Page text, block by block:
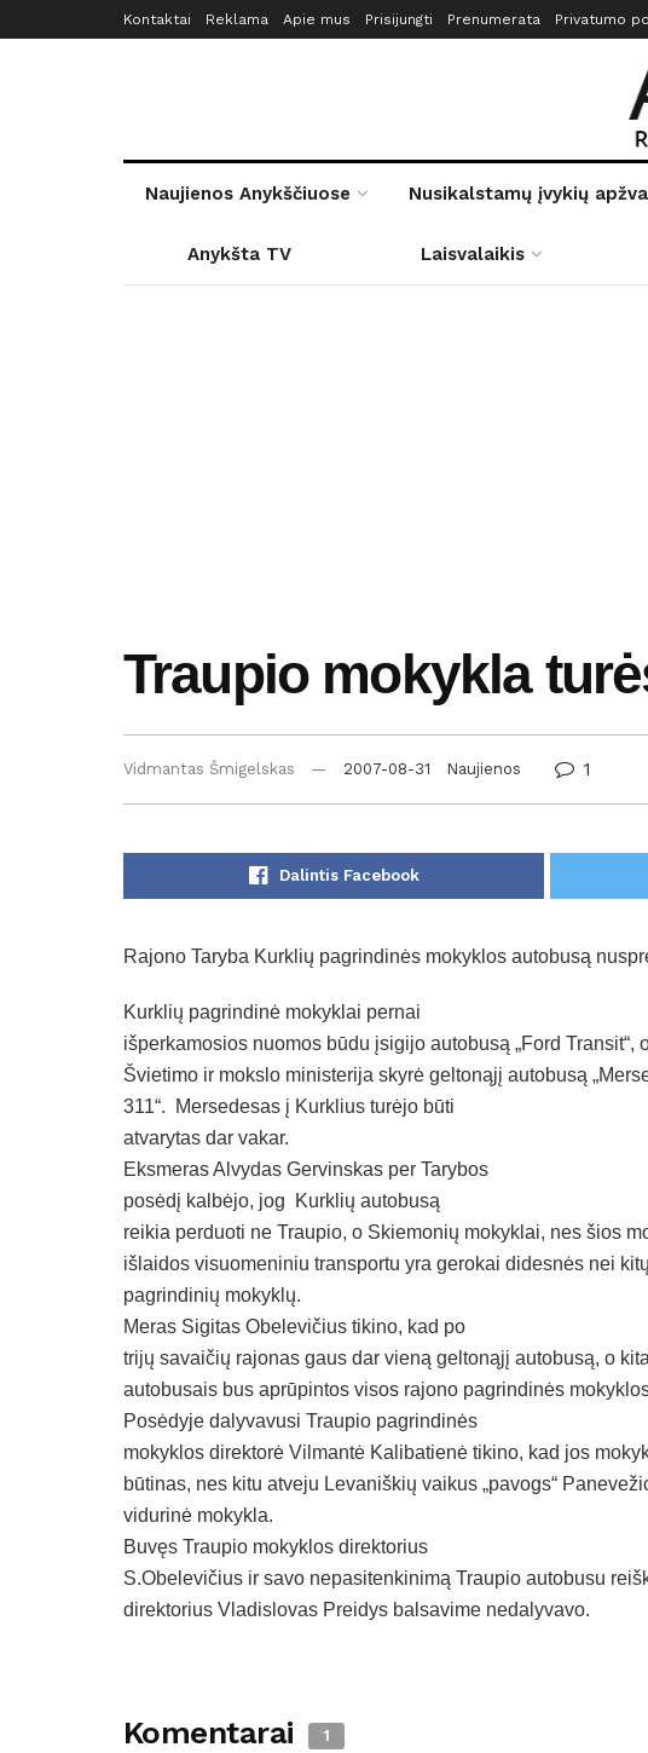
Kontaktai Reklama Apie mus Prisijungti Prenumerata Privatumo
Naujienos Anykščiuose Nusikalstamų įvykių
Anykšta TV Laisvalaikis
Traupio mokykla
Vidmantas Šmigelskas 2007-08-31 Naujienos 1
Dalintis Facebook
Rajono Taryba Kurklių pagrindinės mokyklos autobusą
Kurklių pagrindinė mokyklai pernai
išperkamosios nuomos būdu įsigijo autobusą „Ford Transit“,
Švietimo ir mokslo ministerija skyrė geltonąjį autobusą
311“.
Mersedesas į Kurklius turėjo būti
atvarytas dar vakar.
Eksmeras Alvydas Gervinskas per Tarybos
posėdį kalbėjo, jog
Kurklių autobusą
reikia perduoti ne Traupio, o Skiemonių mokyklai, nes šios
išlaidos visuomeniniu transportu yra gerokai didesnės nei
pagrindinių mokyklų.
Meras Sigitas Obelevičius tikino, kad po
trijų savaičių rajonas gaus dar vieną geltonąjį autobusą, o
autobusais bus aprūpintos visos rajono pagrindinės
Posėdyje dalyvavusi Traupio pagrindinės
mokyklos direktorė Vilmantė Kalibatienė tikino, kad jos
būtinas, nes kitu atveju Levaniškių vaikus „pavogs“
vidurinė mokykla.
Buvęs Traupio mokyklos direktorius
S.Obelevičius ir savo nepasitenkinimą Traupio autobusu
direktorius Vladislovas Preidys balsavime nedalyvavo.
Komentarai 1